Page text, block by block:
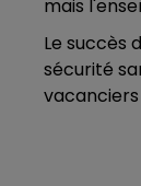
mais
Le succès
sécurité